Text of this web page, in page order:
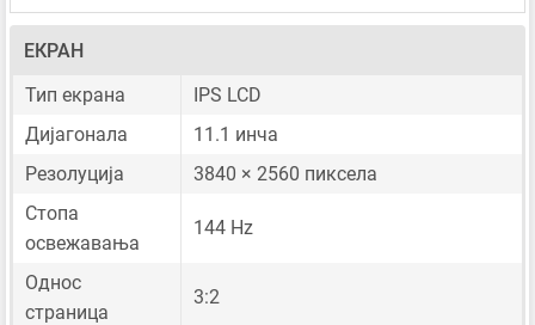
ЕКРАН
Тип екрана
IPS LCD
Дијагонала
11.1 инча
Резолуција
3840 × 2560 пиксела
Стопа
освежавања
144 Hz
Однос
страница
3:2